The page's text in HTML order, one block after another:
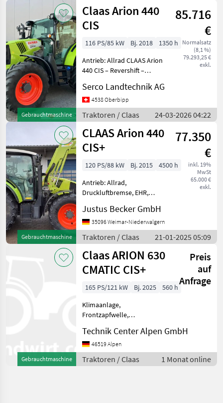
Masch
Gebrauchtmaschine
Claas Arion 440
CIS
85.716
€
Normalsatz
(8,1 %)
79.293,25 €
exkl.
116 PS/85 kW Bj. 2018
1350 h
Antrieb: Allrad CLAAS Arion
440 CIS – Revershift –
Automatische
Anhängerkupplung –
Druckluftbremsen – 4x DW
– Load Sensing-
540/540E/1000 - FH
Serco Landtechnik AG
4538 Oberbipp
Traktoren / Claas 24-03-2026 04:22
Gebrauchtmaschine
CLAAS Arion 440
CIS+
77.350
€
inkl. 19%
MwSt
65.000 €
exkl.
120 PS/88 kW Bj. 2015
4500 h
Antrieb: Allrad,
Druckluftbremse, EHR,
Frontlader, gefederte
Vorderachse,
Höchstgeschwindigkeit in
km/h: 40 km/h, Luftsitz,
Plattform: Kabine,
Zapfwellendr
Justus Becker GmbH
35096 Weimar-Niederwalgern
Traktoren / Claas 21-01-2025 05:09
Gebrauchtmaschine
Claas ARION 630
CMATIC CIS+
Preis
auf
Anfrage
165 PS/121 kW Bj. 2025
560 h
Klimaanlage,
Frontzapfwelle,
CMATIC CIS+ [ [010]
ClaasArion 630 CMATIC CIS+
Stage V [020] in
Serienlieferumfang,
Technik Center Alpen GmbH
46519 Alpen
Traktoren / Claas 1 Monat online